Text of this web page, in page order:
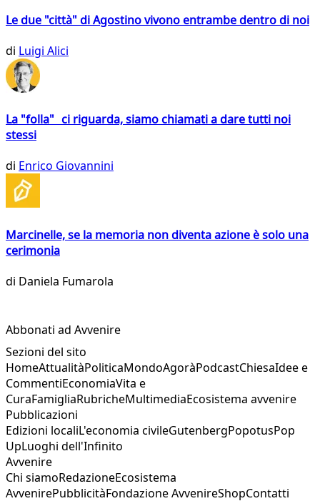
Le due "città" di Agostino vivono entrambe dentro di noi
di Luigi Alici
La "folla" ci riguarda, siamo chiamati a dare tutti noi
stessi
di Enrico Giovannini
Marcinelle, se la memoria non diventa azione è solo una
cerimonia
di Daniela Fumarola
Abbonati ad Avvenire
Sezioni del sito
HomeAttualitàPoliticaMondoAgoràPodcastChiesaIdee e
CommentiEconomiaVita e
CuraFamigliaRubricheMultimediaEcosistema avvenire
Pubblicazioni
Edizioni localiL'economia civileGutenbergPopotusPop
UpLuoghi dell'Infinito
Avvenire
Chi siamoRedazioneEcosistema
AvvenirePubblicitàFondazione AvvenireShopContatti